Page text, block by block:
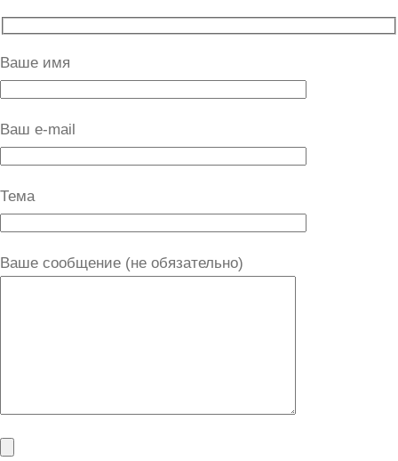
Ваше имя
Ваш e-mail
Тема
Ваше сообщение (не обязательно)